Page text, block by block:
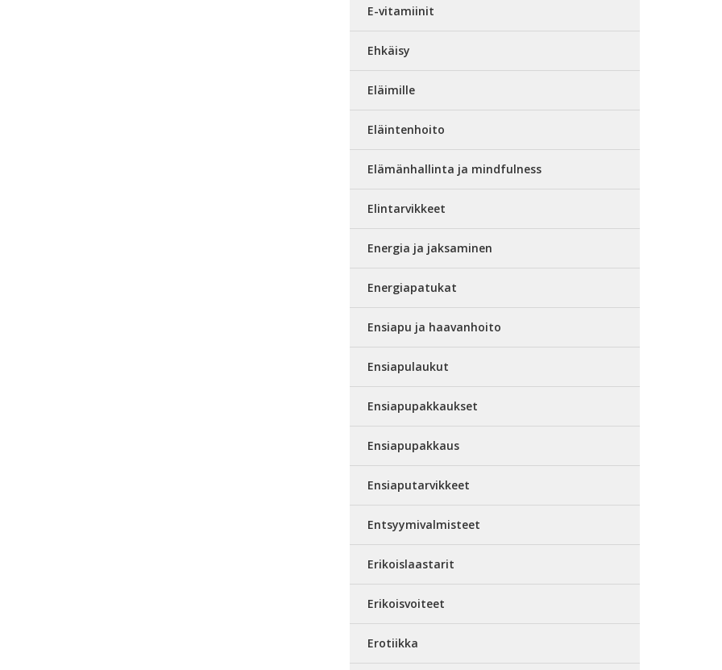
E-vitamiinit
Ehkäisy
Eläimille
Eläintenhoito
Elämänhallinta ja mindfulness
Elintarvikkeet
Energia ja jaksaminen
Energiapatukat
Ensiapu ja haavanhoito
Ensiapulaukut
Ensiapupakkaukset
Ensiapupakkaus
Ensiaputarvikkeet
Entsyymivalmisteet
Erikoislaastarit
Erikoisvoiteet
Erotiikka